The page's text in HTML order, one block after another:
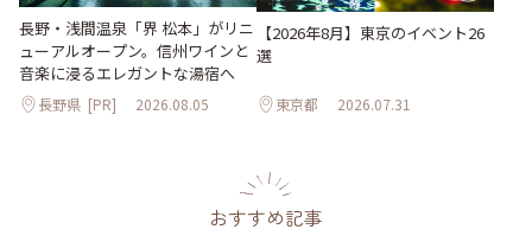
長野・浅間温泉「界 松本」がリニ
ューアルオープン。信州ワインと
音楽に浸るエレガントな湯宿へ
長野県 [PR] 2026.08.05
【2026年8月】東京のイベント26
選
東京都 2026.07.31
おすすめ記事